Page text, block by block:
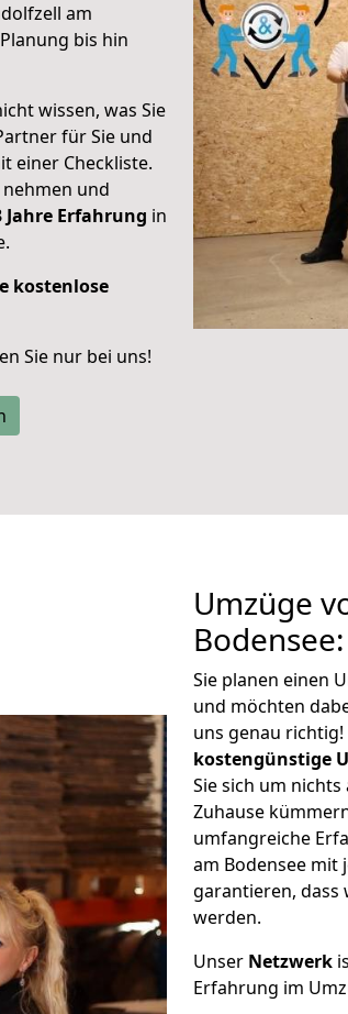
am
bis hin
wissen, was Sie
für Sie und
einer Checkliste.
und
Jahre Erfahrung in
kostenlose
Sie nur bei uns!
Umzüge
Sie planen einen
und möchten
uns genau
kostengünstige
Sie sich um
Zuhause
umfangreiche
am Bodensee
garantieren, dass
werden.
Unser Netzwerk
Erfahrung im